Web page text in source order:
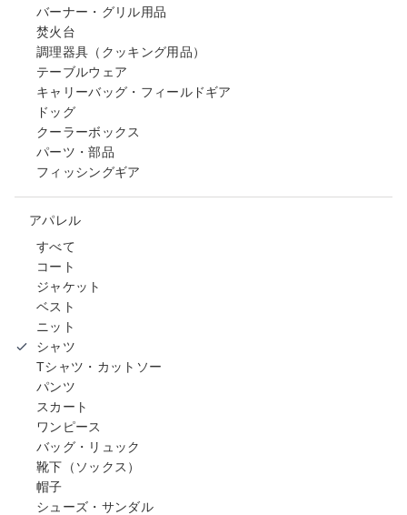
バーナー・グリル用品
焚火台
調理器具（クッキング用品）
テーブルウェア
キャリーバッグ・フィールドギア
ドッグ
クーラーボックス
パーツ・部品
フィッシングギア
アパレル
すべて
コート
ジャケット
ベスト
ニット
シャツ
Tシャツ・カットソー
パンツ
スカート
ワンピース
バッグ・リュック
靴下（ソックス）
帽子
シューズ・サンダル